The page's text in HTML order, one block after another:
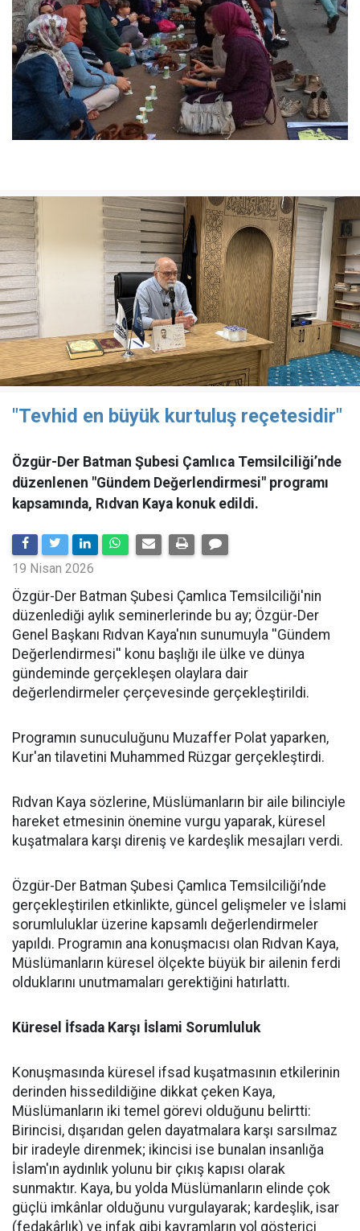
"Tevhid en büyük kurtuluş reçetesidir"
Özgür-Der Batman Şubesi Çamlıca Temsilciliği’nde
düzenlenen "Gündem Değerlendirmesi" programı
kapsamında, Rıdvan Kaya konuk edildi.
19 Nisan 2026
​Özgür-Der Batman Şubesi Çamlıca Temsilciliği'nin
düzenlediği aylık seminerlerinde bu ay; Özgür-Der
Genel Başkanı Rıdvan Kaya'nın sunumuyla ''Gündem
Değerlendirmesi'' konu başlığı ile ülke ve dünya
gündeminde gerçekleşen olaylara dair
değerlendirmeler çerçevesinde gerçekleştirildi.
Programın sunuculuğunu Muzaffer Polat yaparken,
Kur'an tilavetini Muhammed Rüzgar gerçekleştirdi.
Rıdvan Kaya sözlerine, Müslümanların bir aile bilinciyle
hareket etmesinin önemine vurgu yaparak, küresel
kuşatmalara karşı direniş ve kardeşlik mesajları verdi.
Özgür-Der Batman Şubesi Çamlıca Temsilciliği’nde
gerçekleştirilen etkinlikte, güncel gelişmeler ve İslami
sorumluluklar üzerine kapsamlı değerlendirmeler
yapıldı. Programın ana konuşmacısı olan Rıdvan Kaya,
Müslümanların küresel ölçekte büyük bir ailenin ferdi
olduklarını unutmamaları gerektiğini hatırlattı.
Küresel İfsada Karşı İslami Sorumluluk
Konuşmasında küresel ifsad kuşatmasının etkilerinin
derinden hissedildiğine dikkat çeken Kaya,
Müslümanların iki temel görevi olduğunu belirtti:
Birincisi, dışarıdan gelen dayatmalara karşı sarsılmaz
bir iradeyle direnmek; ikincisi ise bunalan insanlığa
İslam'ın aydınlık yolunu bir çıkış kapısı olarak
sunmaktır. Kaya, bu yolda Müslümanların elinde çok
güçlü imkânlar olduğunu vurgulayarak; kardeşlik, isar
(fedakârlık) ve infak gibi kavramların yol gösterici